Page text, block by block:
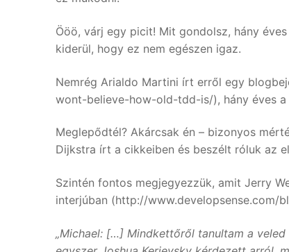
Ööö, várj egy picit! Mit gondolsz, hány
kiderül, hogy ez nem egészen igaz.
Nemrég Arialdo Martini írt erről egy
wont-believe-how-old-tdd-is/), hány éves a
Meglepődtél? Akárcsak én – bizonyos
Dijkstra írt a cikkeiben és beszélt róluk az
Szintén fontos megjegyezzük, amit Jerry
interjúban (http://www.developsense.com/
„Michael: […] Mindkettőről tanultam a